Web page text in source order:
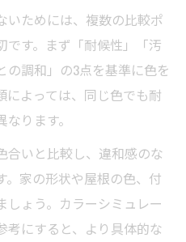
いためには、複数の比較ポ
です。まず「耐候性」「汚
の調和」の3点を基準に色を
によっては、同じ色でも耐
ります。
合いと比較し、違和感のな
。家の形状や屋根の色、付
ょう。カラーシミュレー
考にすると、より具体的な